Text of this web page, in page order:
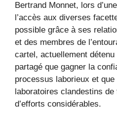
Bertrand Monnet, lors
l’accès aux diverses
possible grâce à ses
et des membres de
cartel, actuellement
partagé que gagner la
processus laborieux et
laboratoires clandestins
d’efforts considérables.